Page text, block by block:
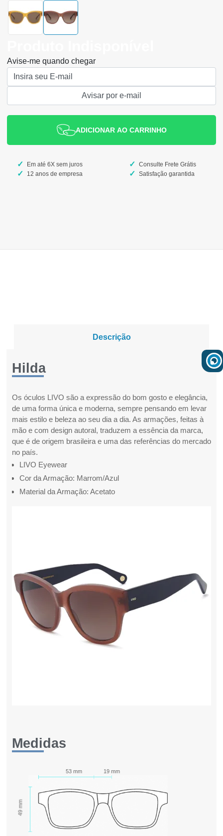
Avise-me quando chegar
ADICIONAR AO CARRINHO
Em até 6X sem juros
12 anos de empresa
Consulte Frete Grátis
Satisfação garantida
Descrição
Hilda
Os óculos LIVO são a expressão do bom gosto e elegância,
de uma forma única e moderna, sempre pensando em levar
mais estilo e beleza ao seu dia a dia. As armações, feitas à
mão e com design autoral, traduzem a essência da marca,
que é de origem brasileira e uma das referências do mercado
no país.
LIVO Eyewear
Cor da Armação: Marrom/Azul
Material da Armação: Acetato
Medidas
53 mm 19 mm
49 mm